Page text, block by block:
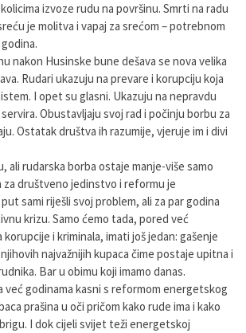
izvoze rudu na površinu. Smrti na radu
je molitva i vapaj za srećom – potrebnom
nakon Husinske bune dešava se nova velika
Rudari ukazuju na prevare i korupciju koja
I opet su glasni. Ukazuju na nepravdu
Obustavljaju svoj rad i počinju borbu za
Ostatak društva ih razumije, vjeruje im i divi
ali rudarska borba ostaje manje-više samo
za društveno jedinstvo i reformu je
sami riješli svoj problem, ali za par godina
krizu. Samo ćemo tada, pored već
i kriminala, imati još jedan: gašenje
najvažnijih kupaca čime postaje upitna i
Bar u obimu koji imamo danas.
već godinama kasni s reformom energetskog
prašina u oči pričom kako rude ima i kako
I dok cijeli svijet teži energetskoj